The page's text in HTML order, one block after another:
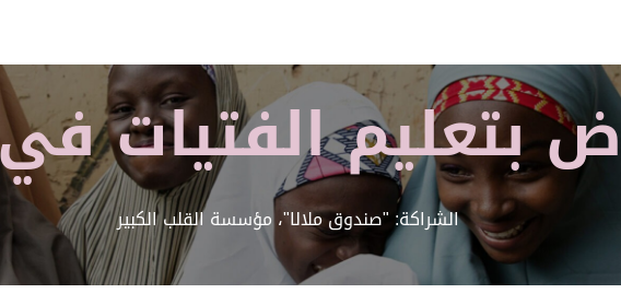
بتعليم الفتيات في
الشراكة: "صندوق ملالا"، مؤسسة القلب الكبير